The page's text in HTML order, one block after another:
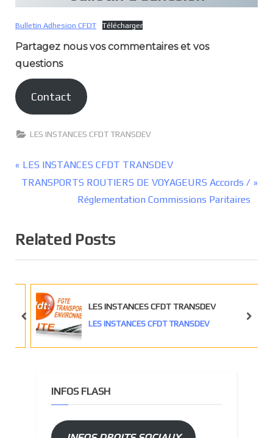
Bulletin Adhesion CFDT Télécharger
Partagez nous vos commentaires et vos
questions
Contact
LES INSTANCES CFDT TRANSDEV
Navigation
de
P
r
i
s
o
t
LES INSTANCES CFDT TRANSDEV
N
t
s
:
TRANSPORTS ROUTIERS DE VOYAGEURS Accords /
Réglementation Commissions Paritaires
Related Posts
LES INSTANCES CFDT TRANSDEV
LES INSTANCES CFDT TRANSDEV
prev next
INFOS FLASH